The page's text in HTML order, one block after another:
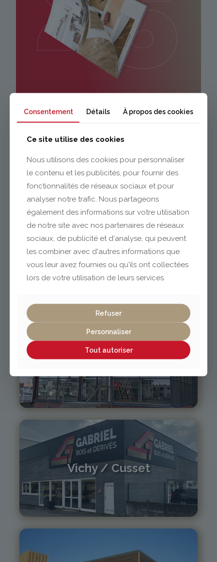
DÉCOUVREZ
NOTRE CATALOGUE
SOLS ET MURS
Issoire
04 73 55 06 09
Clermont-Ferrand
04 73 42 18 38
lexpo@gabriel-sa.fr
Vichy / Cusset
04 70 97 56 39
cusset@gabriel-sa.fr
Consentement Détails À propos des cookies
Ce site utilise des cookies
Nous utilisons des cookies pour personnaliser
le contenu et les publicités, pour fournir des
fonctionnalités de réseaux sociaux et pour
analyser notre trafic. Nous partageons
également des informations sur votre utilisation
de notre site avec nos partenaires de réseaux
sociaux, de publicité et d'analyse, qui peuvent
les combiner avec d'autres informations que
vous leur avez fournies ou qu'ils ont collectées
lors de votre utilisation de leurs services.
Refuser
Personnaliser
Tout autoriser